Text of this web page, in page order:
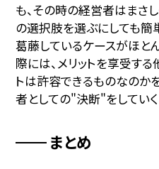
も、その時の経営者はまさし
の選択肢を選ぶにしても
葛藤しているケースがほと
際には、メリットを享受す
トは許容できるものなの
者としての"決断"をしていく
まとめ